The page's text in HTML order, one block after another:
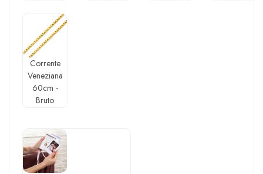
Corrente
Veneziana
60cm -
Bruto